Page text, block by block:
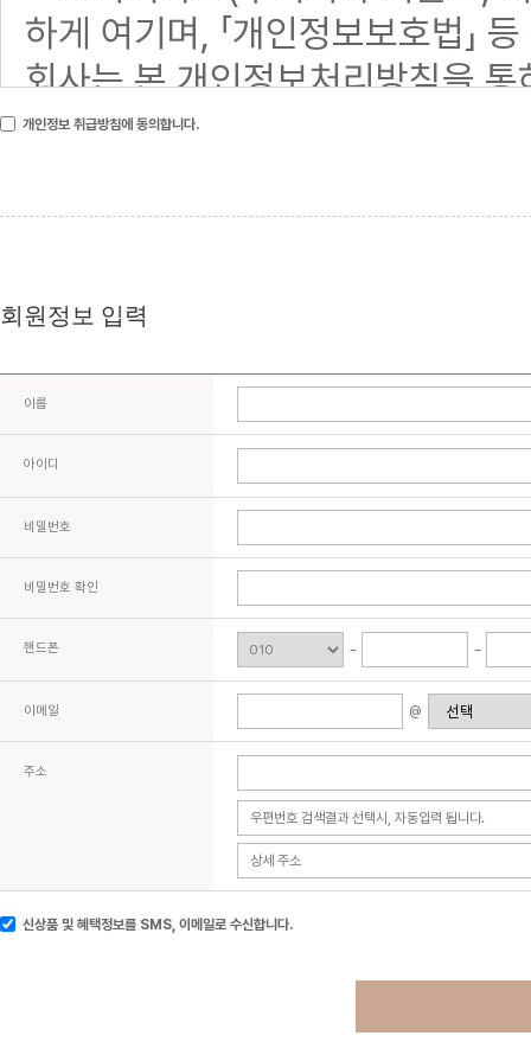
개인정보 취급방침에 동의합니다.
회원정보 입력
이름
아이디
비밀번호
비밀번호 확인
핸드폰
이메일 @
주소
신상품 및 혜택정보를 SMS, 이메일로 수신합니다.